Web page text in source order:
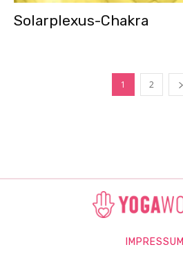
Solarplexus-Chakra
1 2
IMPRESSUM